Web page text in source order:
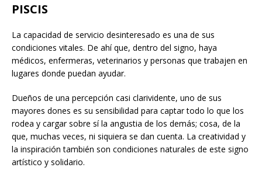
PISCIS
La capacidad de servicio desinteresado es una de sus
condiciones vitales. De ahí que, dentro del signo, haya
médicos, enfermeras, veterinarios y personas que trabajen en
lugares donde puedan ayudar.
Dueños de una percepción casi clarividente, uno de sus
mayores dones es su sensibilidad para captar todo lo que los
rodea y cargar sobre sí la angustia de los demás; cosa, de la
que, muchas veces, ni siquiera se dan cuenta. La creatividad y
la inspiración también son condiciones naturales de este signo
artístico y solidario.